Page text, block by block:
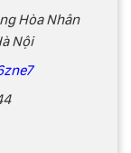
Hòa Nhân
Nội